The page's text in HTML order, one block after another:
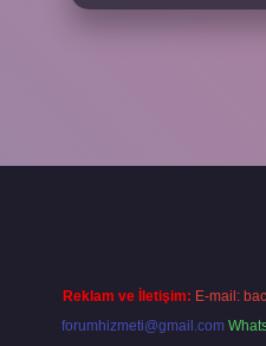
Reklam ve İletişim: E-mail:
forumhizmeti@gmail.com